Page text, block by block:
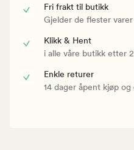
Fri frakt til butikk
Gjelder de flester
Klikk & Hent
i alle våre butikk etter
Enkle returer
14 dager åpent kjøp